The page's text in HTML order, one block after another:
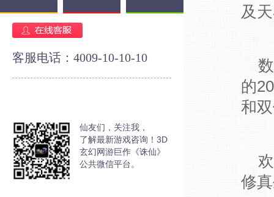
客服电话：4009-10-10-10
仙友们，关注我，
了解最新游戏咨询！3D
玄幻网游巨作《诛仙》
公共微信平台。
及
数
的
和
欢
修